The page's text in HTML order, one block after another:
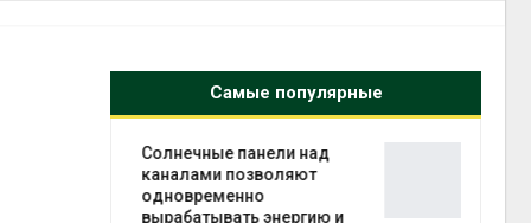
Самые популярные
Учёные предложили
получать питьевую воду
из воздуха с помощью
ветра